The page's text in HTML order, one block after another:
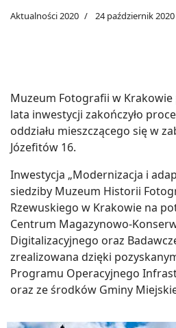
Aktualności 2020 24 październik 2020
Muzeum Fotografii w
lata inwestycji zakończyło
oddziału mieszczącego się w
Józefitów 16.
Inwestycja „Modernizacja i
siedziby Muzeum Historii
Rzewuskiego w Krakowie na
Centrum Magazynowo-
Digitalizacyjnego oraz
zrealizowana dzięki
Programu Operacyjnego
oraz ze środków Gminy